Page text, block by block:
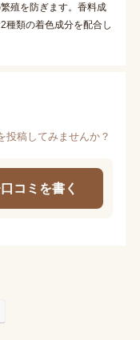
殖を防ぎます。香料成
種類の着色成分を配合し
投稿してみませんか？
口コミを書く